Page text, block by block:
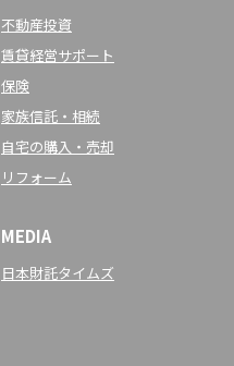
不動産投資
賃貸経営サポート
保険
家族信託・相続
自宅の購入・売却
リフォーム
MEDIA
日本財託タイムズ